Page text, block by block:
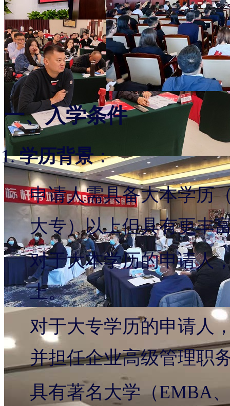
一、入学条件
学历背景：
申请人需具备大本学历
大专）以上但具有更丰
对于大本学历的申请人
上。
对于大专学历的申请人
并担任企业高级管理职
具有著名大学（EMBA